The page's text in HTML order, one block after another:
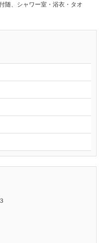
随、シャワー室・浴衣・タオ